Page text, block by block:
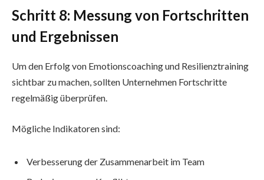
Schritt 8: Messung von Fortschritten
und Ergebnissen
Um den Erfolg von Emotionscoaching und Resilienztraining
sichtbar zu machen, sollten Unternehmen Fortschritte
regelmäßig überprüfen.
Mögliche Indikatoren sind:
Verbesserung der Zusammenarbeit im Team